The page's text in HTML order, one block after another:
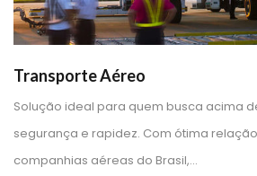
Transporte Aéreo
Solução ideal para quem busca acima
egurança e rapidez. Com ótima
companhias aéreas do Brasil,...